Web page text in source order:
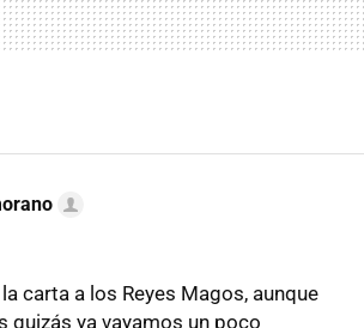
carta a los Reyes Magos, aunque
quizás ya vayamos un poco